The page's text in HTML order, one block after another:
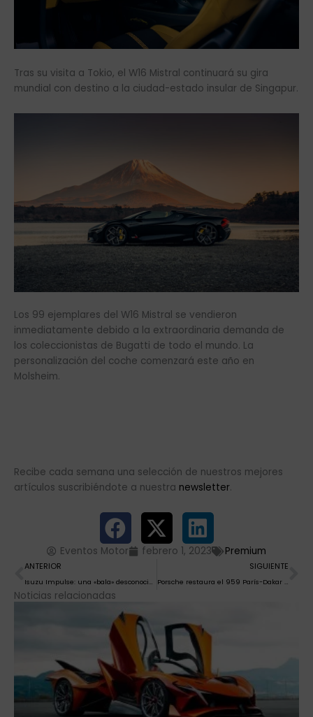
Tras su visita a Tokio, el W16 Mistral continuará su gira
mundial con destino a la ciudad-estado insular de Singapur.
Los 99 ejemplares del W16 Mistral se vendieron
inmediatamente debido a la extraordinaria demanda de
los coleccionistas de Bugatti de todo el mundo. La
personalización del coche comenzará este año en
Molsheim.
Recibe cada semana una selección de nuestros mejores
artículos suscribiéndote a nuestra newsletter.
Eventos Motor febrero 1, 2023 Premium
Ant
ANTERIOR
Isuzu Impulse: una «bala» desconocida
SIGUIENTE
Porsche restaura el 959 París-Dakar con el que Jacky Ickx compitió en 1986
Noticias relacionadas